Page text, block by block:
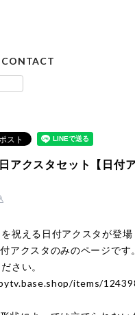
CONTACT
アクスタセット【日付ア
祝える日付アクスタが登場
アクスタのみのページです
さい。
items/